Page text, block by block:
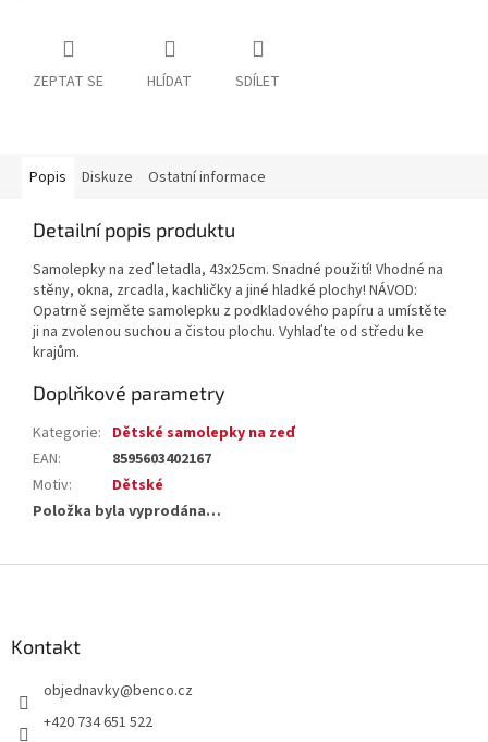
ZEPTAT SE HLÍDAT SDÍLET
Popis Diskuze Ostatní informace
Detailní popis produktu
Samolepky na zeď letadla, 43x25cm. Snadné použití! Vhodné na
stěny, okna, zrcadla, kachličky a jiné hladké plochy! NÁVOD:
Opatrně sejměte samolepku z podkladového papíru a umístěte
ji na zvolenou suchou a čistou plochu. Vyhlaďte od středu ke
krajům.
Doplňkové parametry
Kategorie: Dětské samolepky na zeď
EAN:
8595603402167
Motiv:
Dětské
Položka byla vyprodána…
Kontakt
objednavky@benco.cz
+420 734 651 522